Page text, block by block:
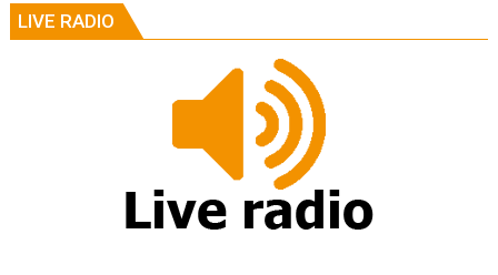
LIVE RADIO